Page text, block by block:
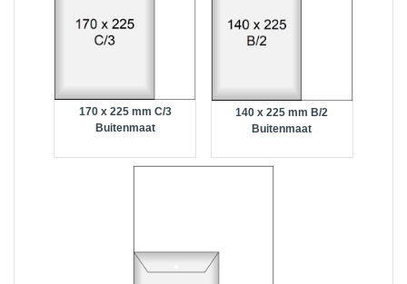
170 x 225 mm C/3
Buitenmaat
140 x 225 mm B/2
Buitenmaat